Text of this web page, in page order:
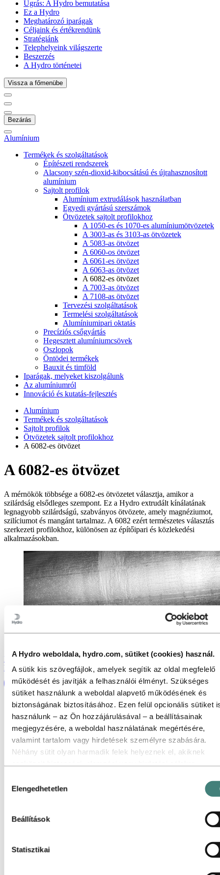
A Hydro weboldala, hydro.com, sütiket (cookies) használ.
A sütik kis szövegfájlok, amelyek segítik az oldal megfelelő
működését és javítják a felhasználói élményt. Szükséges
sütiket használunk a weboldal alapvető működésének és
biztonságának biztosításához. Ezen felül opcionális sütiket
használunk – az Ön hozzájárulásával – a beállításainak
megjegyzésére, a weboldal használatának megértésére,
valamint tartalom vagy hirdetések személyre szabására.
Néhány sütit olyan harmadik felek helyeznek el, akiknek
gyűjtött információkat kombinálhatják más, Ön által
adatokkal, vagy olyan adatokkal, amelyeket az ő
használata során gyűjtöttek. A harmadik fél, amely egy adott
third‑party sütiért felelős, az adott süti által gyűjtött
harmadik felek érintettek.
kiválasztása
Elengedhetetlen
Beállítások
Statisztikai
Ugrás: A Hydro bemutatása
Ez a Hydro
Meghatározó iparágak
Céljaink és értékrendünk
Stratégiánk
Telephelyeink világszerte
Beszerzés
A Hydro történetei
Vissza a főmenübe
Bezárás
Alumínium
Termékek és szolgáltatások
Építészeti rendszerek
Alacsony szén-dioxid-kibocsátású és újrahasznosított
alumínium
Sajtolt profilok
Alumínium extrudálások használatban
Egyedi gyártású szerszámok
Ötvözetek sajtolt profilokhoz
A 1050-es és 1070-es alumíniumötvözetek
A 3003-as és 3103-as ötvözetek
A 5083-as ötvözet
A 6060-os ötvözet
A 6061-es ötvözet
A 6063-as ötvözet
A 6082-es ötvözet
A 7003-as ötvözet
A 7108-as ötvözet
Tervezési szolgáltatások
Termelési szolgáltatások
Alumíniumipari oktatás
Precíziós csőgyártás
Hegesztett alumíniumcsövek
Oszlopok
Öntödei termékek
Bauxit és timföld
Iparágak, melyeket kiszolgálunk
Az alumíniumról
Innováció és kutatás-fejlesztés
Alumínium
Termékek és szolgáltatások
Sajtolt profilok
Ötvözetek sajtolt profilokhoz
A 6082-es ötvözet
A 6082-es ötvözet
A mérnökök többsége a 6082-es ötvözetet választja, amikor a
szilárdság elsődleges szempont. Ez a Hydro extrudált kínálatának
legnagyobb szilárdságú, szabványos ötvözete, amely magnéziumot,
szilíciumot és mangánt tartalmaz. A 6082 ezért természetes választás
szerkezeti profilokhoz, különösen az építőipari és közlekedési
alkalmazásokban.
Melyek a megfelelő ötvözetek az Ön termékeihez? Forduljon
hozzánk a válaszért.